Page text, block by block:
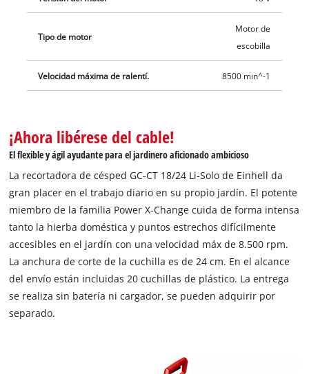
Tipo de motor
Motor de
escobilla
Velocidad máxima de ralentí. 8500 min^-1
¡Ahora libérese del cable!
El flexible y ágil ayudante para el jardinero aficionado ambicioso
La recortadora de césped GC-CT 18/24 Li-Solo de Einhell da
gran placer en el trabajo diario en su propio jardín. El potente
miembro de la familia Power X-Change cuida de forma intensa
tanto la hierba doméstica y puntos estrechos difícilmente
accesibles en el jardín con una velocidad máx de 8.500 rpm.
La anchura de corte de la cuchilla es de 24 cm. En el alcance
del envío están incluidas 20 cuchillas de plástico. La entrega
se realiza sin batería ni cargador, se pueden adquirir por
separado.